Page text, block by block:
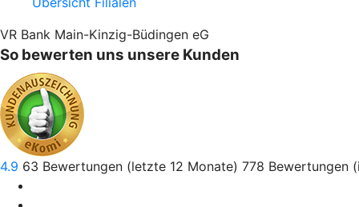
VR Bank Main-Kinzig-Büdingen eG
So bewerten uns unsere Kunden
4.9 63 Bewertungen (letzte 12 Monate) 778 Bewertungen